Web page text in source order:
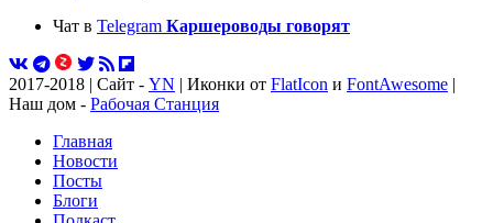
Чат в Telegram Каршероводы говорят
2017-2018 | Сайт - YN | Иконки от FlatIcon и FontAwesome |
Наш дом - Рабочая Станция
Главная
Новости
Посты
Блоги